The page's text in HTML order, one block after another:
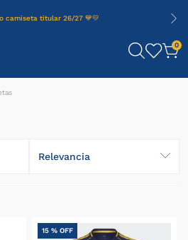
camiseta titular 26/27 💙💛
0
Relevancia
15 % OFF